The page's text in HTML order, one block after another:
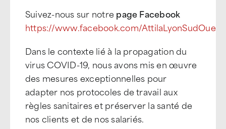
Suivez-nous sur notre page Facebook
https://www.facebook.com/
Dans le contexte lié à la propagation du
virus COVID-19, nous avons mis en œuvre
des mesures exceptionnelles pour
adapter nos protocoles de travail aux
règles sanitaires et préserver la santé de
nos clients et de nos salariés.